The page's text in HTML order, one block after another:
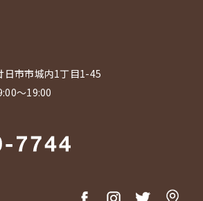
日市市城内1丁目1-45
～19:00